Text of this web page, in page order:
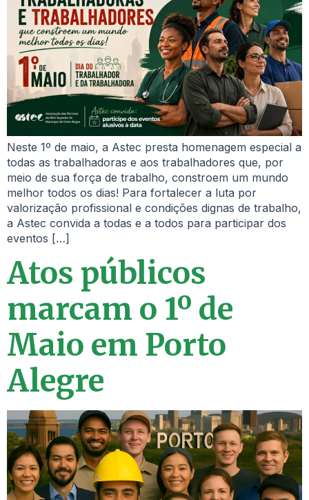
Neste 1º de maio, a Astec presta homenagem especial a
todas as trabalhadoras e aos trabalhadores que, por
meio de sua força de trabalho, constroem um mundo
melhor todos os dias! Para fortalecer a luta por
valorização profissional e condições dignas de trabalho,
a Astec convida a todas e a todos para participar dos
eventos […]
Atos públicos
marcam o 1º de
Maio em Porto
Alegre